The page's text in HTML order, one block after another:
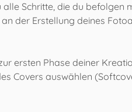
Schritte, die du befolgen
der Erstellung deines
ersten Phase deiner
Covers auswählen